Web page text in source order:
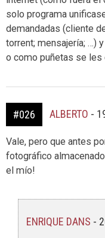
solo programa
demandadas (cliente
torrent; mensajería; …)
o como puñetas se les
#026 ALBERTO -
Vale, pero que antes
fotográfico
el mío!
ENRIQUE DANS -